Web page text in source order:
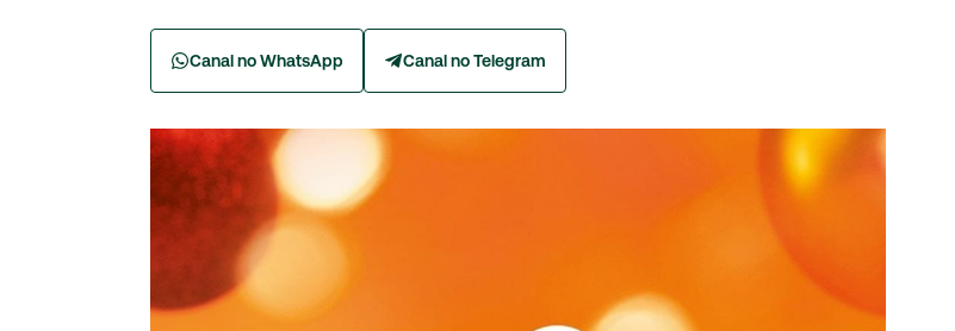
Canal no WhatsApp Canal no Telegram